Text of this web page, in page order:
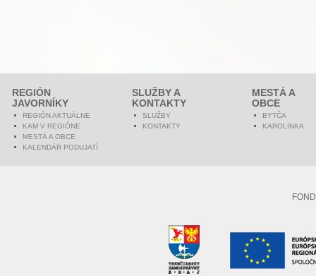
REGIÓN
JAVORNÍKY
REGIÓN AKTUÁLNE
KAM V REGIÓNE
MESTÁ A OBCE
KALENDÁR PODUJATÍ
SLUŽBY A
KONTAKTY
SLUŽBY
KONTAKTY
MESTÁ A
OBCE
BYTČA
KAROLINKA